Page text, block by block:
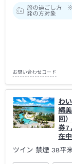
旅の過ごし方
発の方対象
お問い合わせコード
わ
縄
回
券7
在
ツイン 禁煙 38平